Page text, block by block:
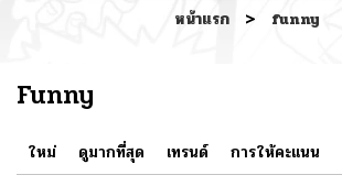
หน้าแรก > funny
Funny
ใหม่ ดูมากที่สุด เทรนด์ การให้คะแนน